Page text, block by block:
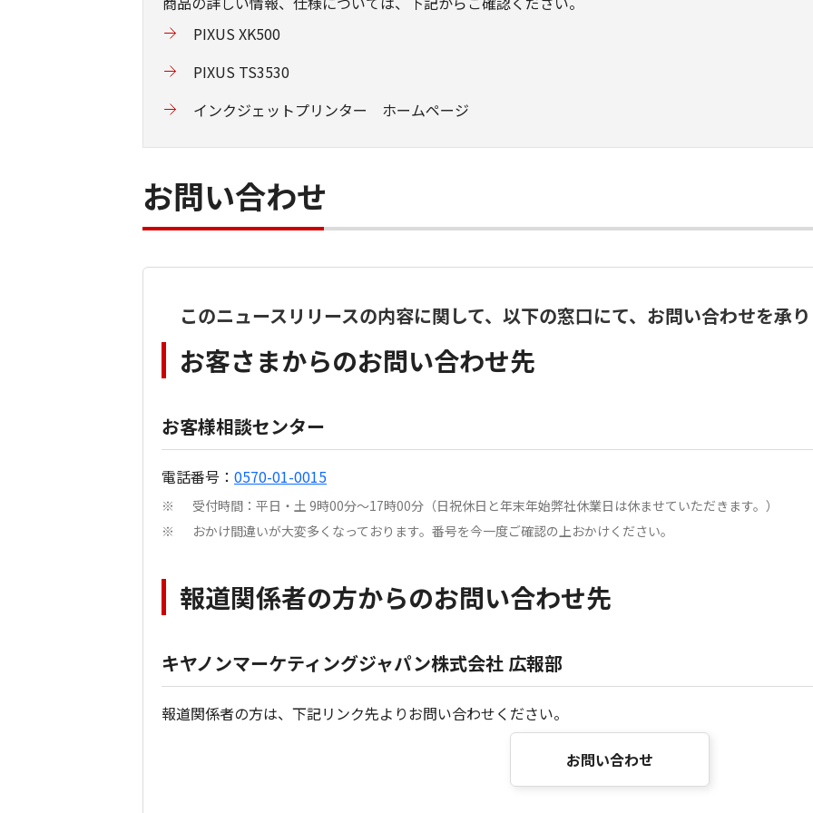
PIXUS XK500
PIXUS TS3530
インクジェットプリンター ホームページ
お問い合わせ
このニュースリリースの内容に関して、以下の窓口にて、お問い合わせを承
お客さまからのお問い合わせ先
お客様相談センター
電話番号： 0570-01-0015
※ 受付時間：平日・土 9時00分～17時00分（日祝休日と年末年始弊社休業日は休ませていただきます。）
※ おかけ間違いが大変多くなっております。番号を今一度ご確認の上おかけください。
報道関係者の方からのお問い合わせ先
キヤノンマーケティングジャパン株式会社 広報部
報道関係者の方は、下記リンク先よりお問い合わせください。
お問い合わせ